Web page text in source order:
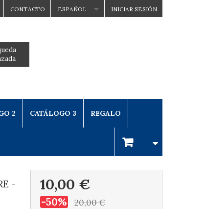
INICIAR SESIÓN
ESPAÑOL
CONTACTO
2 CATÁLOGO 3 REGALO
-
10,00 €
-50% 20,00 €